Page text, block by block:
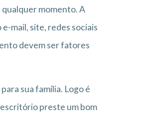
momento. A
mail, site, redes sociais
devem ser fatores
sua família. Logo é
preste um bom